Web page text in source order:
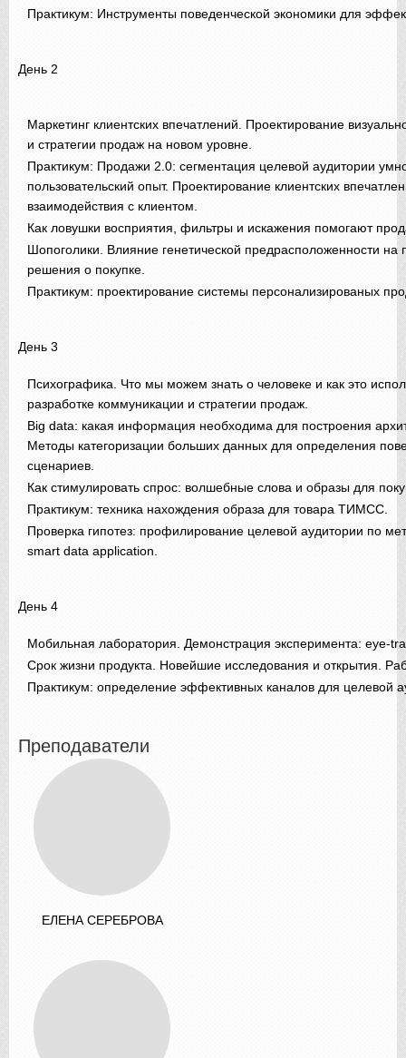
Практикум: Инструменты поведенческой экономики для
День 2
Маркетинг клиентских впечатлений. Проектирование
и стратегии продаж на новом уровне.
Практикум: Продажи 2.0: сегментация целевой аудитории
пользовательский опыт. Проектирование клиентских
взаимодействия с клиентом.
Как ловушки восприятия, фильтры и искажения помогают
Шопоголики. Влияние генетической предрасположенности на
решения о покупке.
Практикум: проектирование системы персонализированых
День 3
Психографика. Что мы можем знать о человеке и как это
разработке коммуникации и стратегии продаж.
Big data: какая информация необходима для построения
Методы категоризации больших данных для определения
сценариев.
Как стимулировать спрос: волшебные слова и образы для
Практикум: техника нахождения образа для товара ТИМСС.
Проверка гипотез: профилирование целевой аудитории по
smart data application.
День 4
Мобильная лаборатория. Демонстрация эксперимента: eye-
Срок жизни продукта. Новейшие исследования и открытия.
Практикум: определение эффективных каналов для целевой
Преподаватели
ЕЛЕНА СЕРЕБРОВА